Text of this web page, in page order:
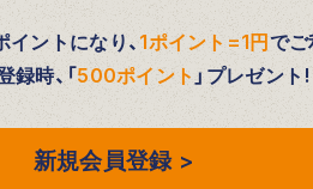
ントになり、1ポイント=1円でご
録時、「500ポイント 」プレゼント!
新規会員登録 >